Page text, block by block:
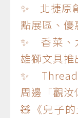
✨ 北捷原
點展區、
✨ 香菜、
雄獅文具
✨
周邊「觀
🧸《兒子